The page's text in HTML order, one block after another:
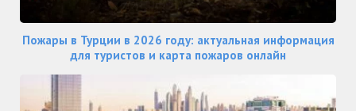
Пожары в Турции в 2026 году: актуальная информация
для туристов и карта пожаров онлайн